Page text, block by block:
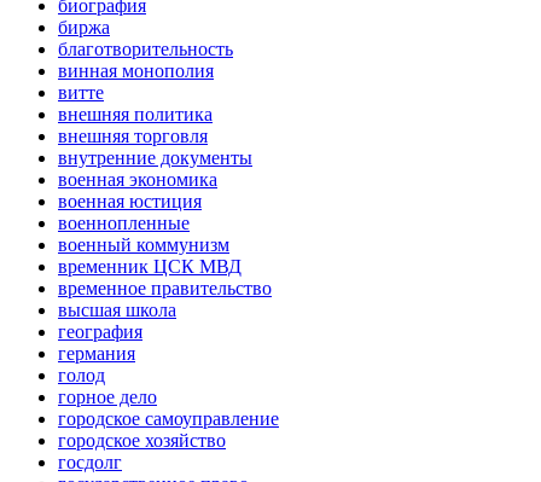
биография
биржа
благотворительность
винная монополия
витте
внешняя политика
внешняя торговля
внутренние документы
военная экономика
военная юстиция
военнопленные
военный коммунизм
временник ЦСК МВД
временное правительство
высшая школа
география
германия
голод
горное дело
городское самоуправление
городское хозяйство
госдолг